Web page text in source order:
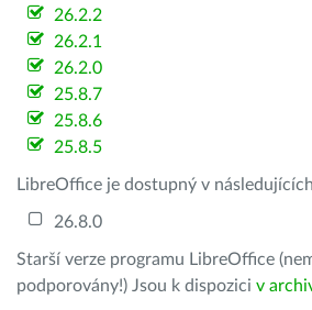
26.2.2
26.2.1
26.2.0
25.8.7
25.8.6
25.8.5
LibreOffice je dostupný v následujících
26.8.0
Starší verze programu LibreOffice
podporovány!) Jsou k dispozici v